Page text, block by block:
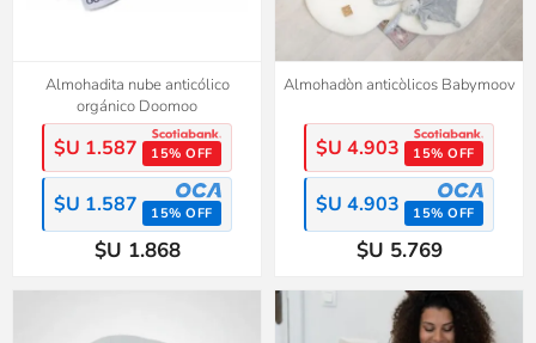
Almohadita nube anticólico
orgánico Doomoo
$U 1.587 15% OFF
$U 1.587 15% OFF
$U 1.868
Almohadòn anticòlicos Babymoov
$U 4.903 15% OFF
$U 4.903 15% OFF
$U 5.769